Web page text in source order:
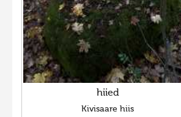
Фотоконкурс 2015
Фотоконкурс 2014
Фотоконкурс 2013
Фотоконкурс 2012
Фотоконкурс 2011
Фотоконкурс 2010
hiied
Kivisaare hiis